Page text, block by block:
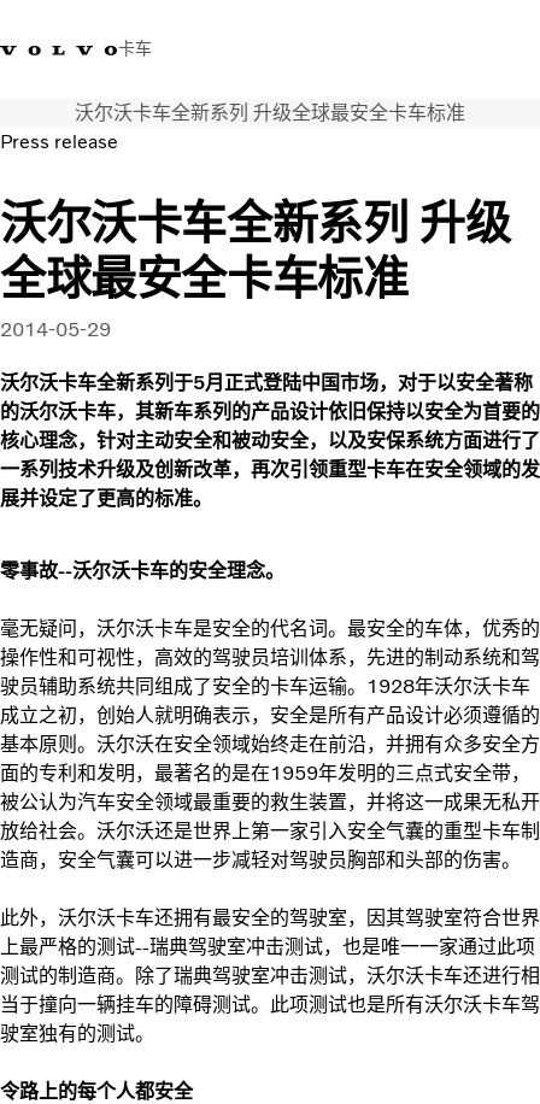
卡车
400 818 8999 沃尔沃卡车商店 登录 查找经销商中国
运输解决方案
卡车
服务
经销商定位
新闻和媒体
联系我们
沃尔沃卡车全新系列 升级全球最安全卡车标准
Press release
沃尔沃卡车全新系列 升级
全球最安全卡车标准
2014-05-29
沃尔沃卡车全新系列于5月正式登陆中国市场，对于以安全著称
的沃尔沃卡车，其新车系列的产品设计依旧保持以安全为首要的
核心理念，针对主动安全和被动安全，以及安保系统方面进行了
一系列技术升级及创新改革，再次引领重型卡车在安全领域的发
展并设定了更高的标准。
零事故--沃尔沃卡车的安全理念。
毫无疑问，沃尔沃卡车是安全的代名词。最安全的车体，优秀的
操作性和可视性，高效的驾驶员培训体系，先进的制动系统和驾
驶员辅助系统共同组成了安全的卡车运输。1928年沃尔沃卡车
成立之初，创始人就明确表示，安全是所有产品设计必须遵循的
基本原则。沃尔沃在安全领域始终走在前沿，并拥有众多安全方
面的专利和发明，最著名的是在1959年发明的三点式安全带，
被公认为汽车安全领域最重要的救生装置，并将这一成果无私开
放给社会。沃尔沃还是世界上第一家引入安全气囊的重型卡车制
造商，安全气囊可以进一步减轻对驾驶员胸部和头部的伤害。
此外，沃尔沃卡车还拥有最安全的驾驶室，因其驾驶室符合世界
上最严格的测试--瑞典驾驶室冲击测试，也是唯一一家通过此项
测试的制造商。除了瑞典驾驶室冲击测试，沃尔沃卡车还进行相
当于撞向一辆挂车的障碍测试。此项测试也是所有沃尔沃卡车驾
驶室独有的测试。
令路上的每个人都安全